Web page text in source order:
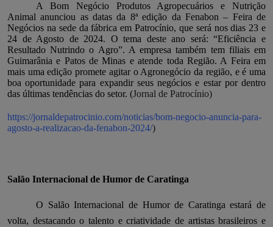
A Bom Negócio Produtos Agropecuários e Nutrição
Animal anunciou as datas da 8ª edição da Fenabon – Feira de
Negócios na sede da fábrica em Patrocínio, que será nos dias 23 e
24 de Agosto de 2024. O tema deste ano será: “Eficiência e
Resultado Nutrindo o Agro”. A empresa também tem filiais em
Guimarânia e Patos de Minas e atende toda Região. A Feira em
mais uma edição promete agitar o Agronegócio da região, e é uma
boa oportunidade para expandir seus negócios e estar por dentro
das últimas tendências do setor. (Jornal de Patrocínio)
https://jornaldepatrocinio.com/noticias/bom-negocio-anuncia-para-
agosto-a-realizacao-da-fenabon-2024/)
Salão Internacional de Humor de Caratinga
O Salão Internacional de Humor de Caratinga estará de
volta, destacando o talento e criatividade de artistas brasileiros e